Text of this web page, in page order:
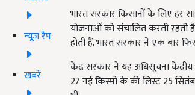
न्यूज़ रैप
खबरें
भारत सरकार किसानों के लिए हर
योजनाओं को संचालित करती रहती
होती हैं. भारत सरकार नें एक बार
केंद्र सरकार ने यह अधिसूचना केंद्रीय
27 नई किस्मों के की लिस्ट 25